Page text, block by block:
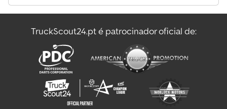
TruckScout24.pt é patrocinador oficial de: